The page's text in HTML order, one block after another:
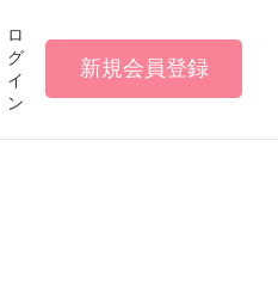
ロ
グ
イ
ン
新規会員登録